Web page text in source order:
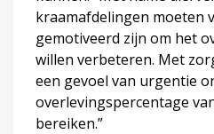
kraamafdelingen moeten
gemotiveerd zijn om het
willen verbeteren. Met
een gevoel van urgentie
overlevingspercentage
bereiken.”